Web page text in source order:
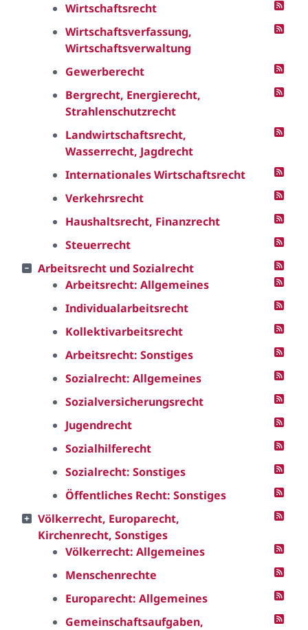
Wirtschaftsrecht
Wirtschaftsverfassung,
Wirtschaftsverwaltung
Gewerberecht
Bergrecht, Energierecht,
Strahlenschutzrecht
Landwirtschaftsrecht,
Wasserrecht, Jagdrecht
Internationales Wirtschaftsrecht
Verkehrsrecht
Haushaltsrecht, Finanzrecht
Steuerrecht
Arbeitsrecht und Sozialrecht
Arbeitsrecht: Allgemeines
Individualarbeitsrecht
Kollektivarbeitsrecht
Arbeitsrecht: Sonstiges
Sozialrecht: Allgemeines
Sozialversicherungsrecht
Jugendrecht
Sozialhilferecht
Sozialrecht: Sonstiges
Öffentliches Recht: Sonstiges
Völkerrecht, Europarecht,
Kirchenrecht, Sonstiges
Völkerrecht: Allgemeines
Menschenrechte
Europarecht: Allgemeines
Gemeinschaftsaufgaben,